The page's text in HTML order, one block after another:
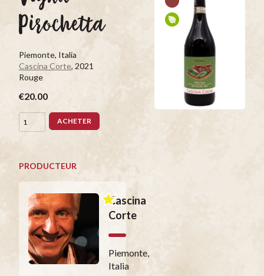
Pirochetta
Piemonte, Italia
Cascina Corte, 2021
Rouge
€20.00
ACHETER
PRODUCTEUR
Cascina
Corte
Piemonte,
Italia